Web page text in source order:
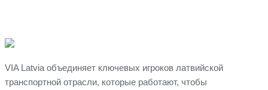
VIA Latvia объединяет ключевых игроков латвийской
транспортной отрасли, которые работают, чтобы